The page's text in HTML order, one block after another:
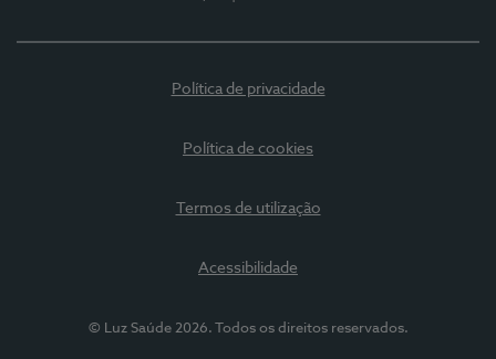
Política de privacidade
Política de cookies
Termos de utilização
Acessibilidade
© Luz Saúde 2026. Todos os direitos reservados.